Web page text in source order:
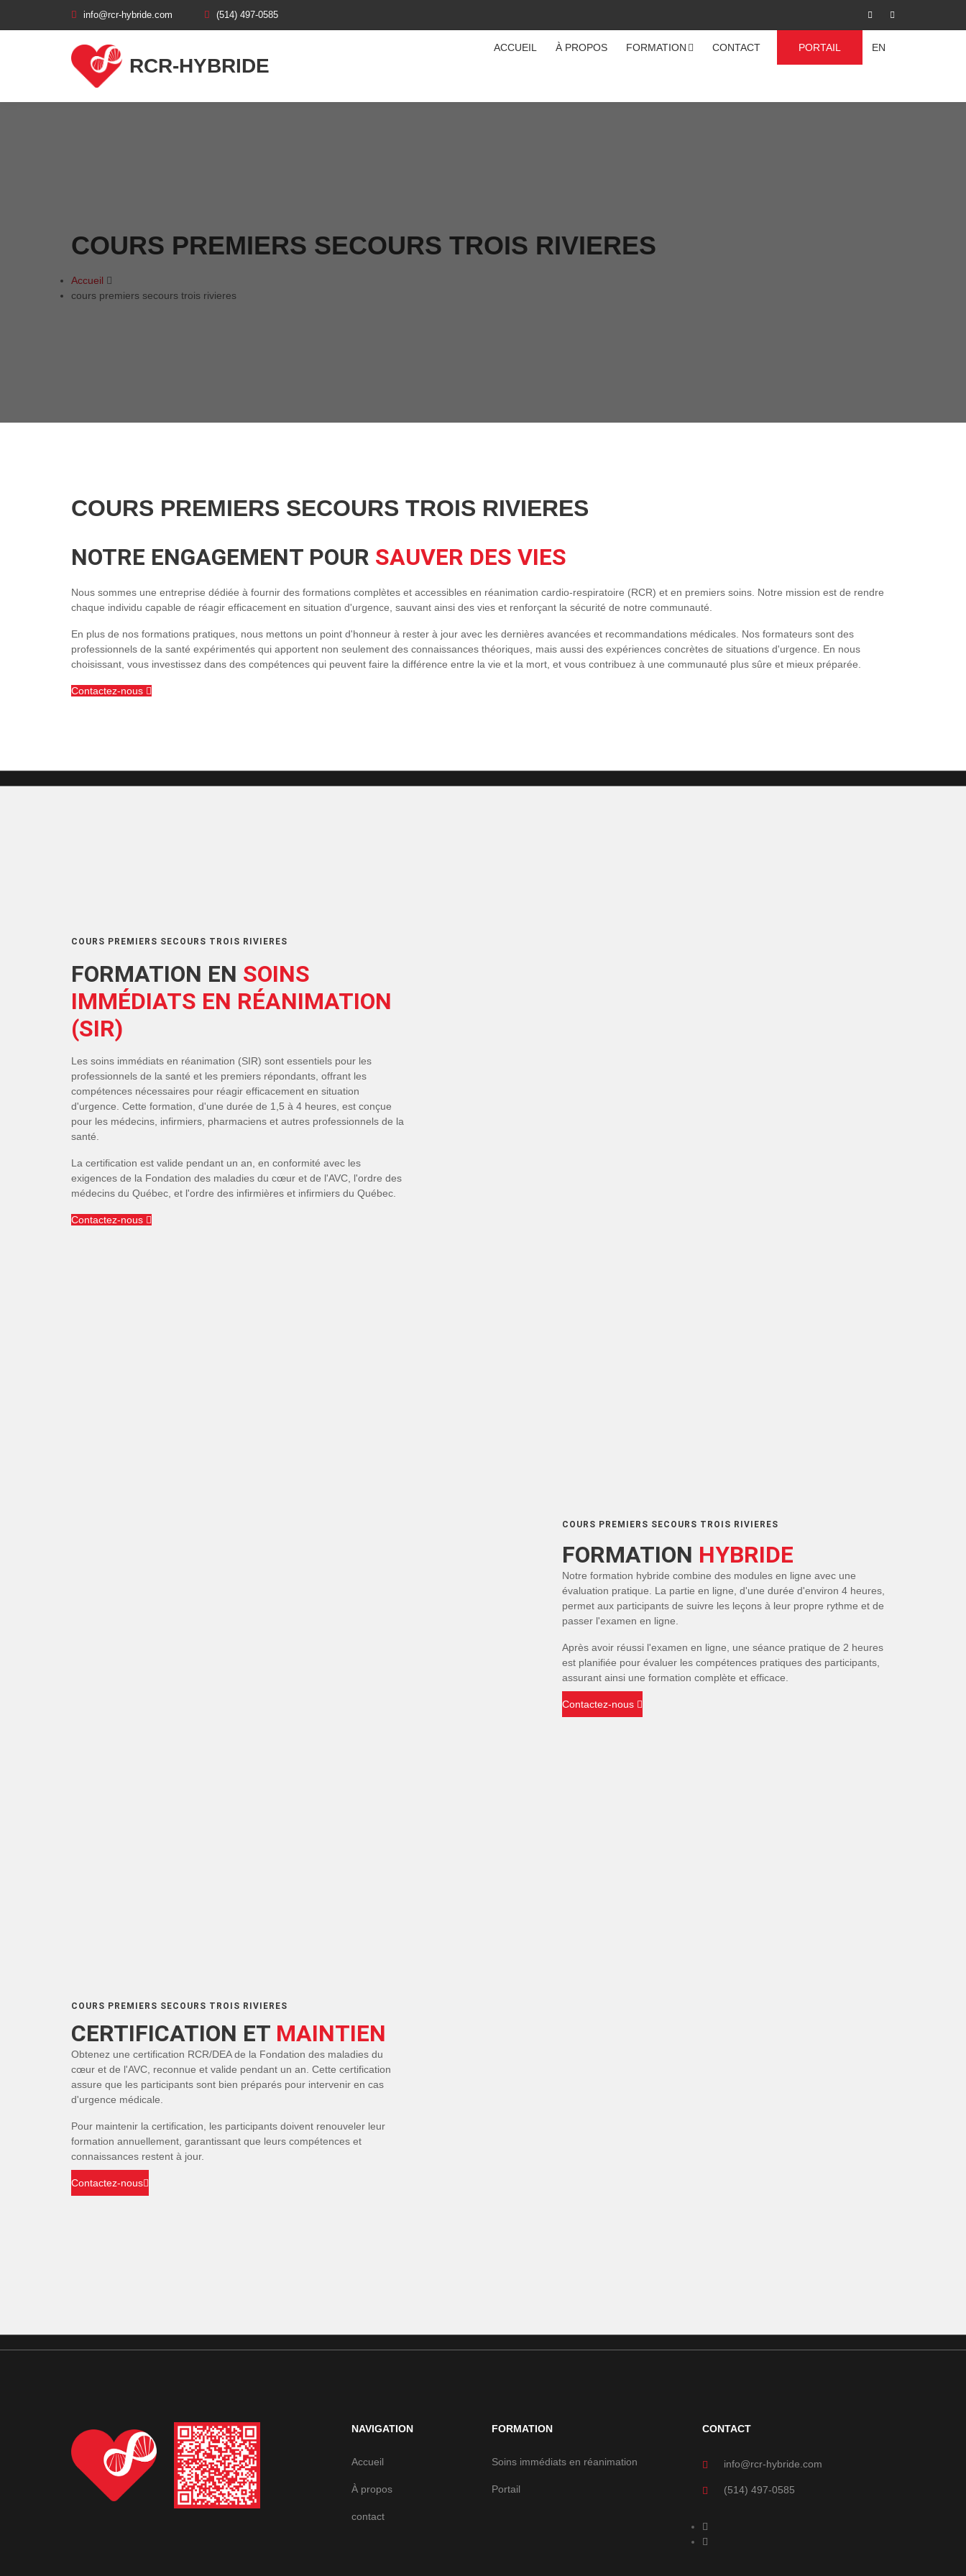
info@rcr-hybride.com (514) 497-0585
RCR-HYBRIDE
ACCUEIL À PROPOS FORMATION CONTACT PORTAIL EN
COURS PREMIERS SECOURS TROIS RIVIERES
Accueil
cours premiers secours trois rivieres
COURS PREMIERS SECOURS TROIS RIVIERES
NOTRE ENGAGEMENT POUR SAUVER DES VIES
Nous sommes une entreprise dédiée à fournir des formations complètes et accessibles en réanimation cardio-respiratoire (RCR) et en premiers soins. Notre mission est de rendre
chaque individu capable de réagir efficacement en situation d'urgence, sauvant ainsi des vies et renforçant la sécurité de notre communauté.
En plus de nos formations pratiques, nous mettons un point d'honneur à rester à jour avec les dernières avancées et recommandations médicales. Nos formateurs sont des
professionnels de la santé expérimentés qui apportent non seulement des connaissances théoriques, mais aussi des expériences concrètes de situations d'urgence. En nous
choisissant, vous investissez dans des compétences qui peuvent faire la différence entre la vie et la mort, et vous contribuez à une communauté plus sûre et mieux préparée.
Contactez-nous
COURS PREMIERS SECOURS TROIS RIVIERES
FORMATION EN SOINS
IMMÉDIATS EN RÉANIMATION
(SIR)
Les soins immédiats en réanimation (SIR) sont essentiels pour les
professionnels de la santé et les premiers répondants, offrant les
compétences nécessaires pour réagir efficacement en situation
d'urgence. Cette formation, d'une durée de 1,5 à 4 heures, est conçue
pour les médecins, infirmiers, pharmaciens et autres professionnels de la
santé.
La certification est valide pendant un an, en conformité avec les
exigences de la Fondation des maladies du cœur et de l'AVC, l'ordre des
médecins du Québec, et l'ordre des infirmières et infirmiers du Québec.
Contactez-nous
COURS PREMIERS SECOURS TROIS RIVIERES
FORMATION HYBRIDE
Notre formation hybride combine des modules en ligne avec une
évaluation pratique. La partie en ligne, d'une durée d'environ 4 heures,
permet aux participants de suivre les leçons à leur propre rythme et de
passer l'examen en ligne.
Après avoir réussi l'examen en ligne, une séance pratique de 2 heures
est planifiée pour évaluer les compétences pratiques des participants,
assurant ainsi une formation complète et efficace.
Contactez-nous
COURS PREMIERS SECOURS TROIS RIVIERES
CERTIFICATION ET MAINTIEN
Obtenez une certification RCR/DEA de la Fondation des maladies du
cœur et de l'AVC, reconnue et valide pendant un an. Cette certification
assure que les participants sont bien préparés pour intervenir en cas
d'urgence médicale.
Pour maintenir la certification, les participants doivent renouveler leur
formation annuellement, garantissant que leurs compétences et
connaissances restent à jour.
Contactez-nous
NAVIGATION
Accueil
À propos
contact
FORMATION
Soins immédiats en réanimation
Portail
CONTACT
info@rcr-hybride.com
(514) 497-0585